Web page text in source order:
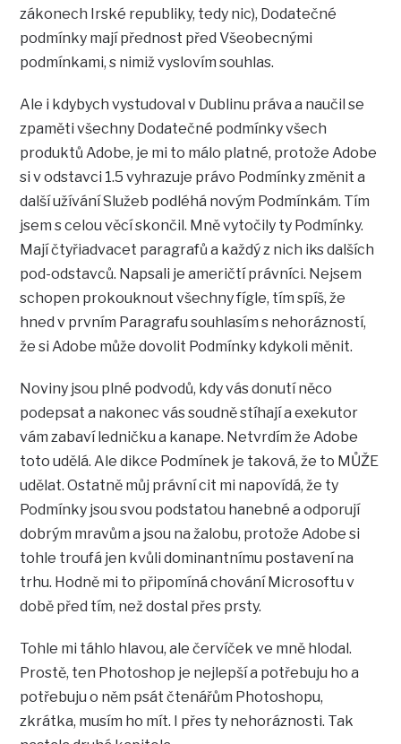
zákonech Irské republiky, tedy nic), Dodatečné
podmínky mají přednost před Všeobecnými
podmínkami, s nimiž vyslovím souhlas.
Ale i kdybych vystudoval v Dublinu práva a naučil se
zpaměti všechny Dodatečné podmínky všech
produktů Adobe, je mi to málo platné, protože Adobe
si v odstavci 1.5 vyhrazuje právo Podmínky změnit a
další užívání Služeb podléhá novým Podmínkám. Tím
jsem s celou věcí skončil. Mně vytočily ty Podmínky.
Mají čtyřiadvacet paragrafů a každý z nich iks dalších
pod-odstavců. Napsali je američtí právníci. Nejsem
schopen prokouknout všechny fígle, tím spíš, že
hned v prvním Paragrafu souhlasím s nehorázností,
že si Adobe může dovolit Podmínky kdykoli měnit.
Noviny jsou plné podvodů, kdy vás donutí něco
podepsat a nakonec vás soudně stíhají a exekutor
vám zabaví ledničku a kanape. Netvrdím že Adobe
toto udělá. Ale dikce Podmínek je taková, že to MŮŽE
udělat. Ostatně můj právní cit mi napovídá, že ty
Podmínky jsou svou podstatou hanebné a odporují
dobrým mravům a jsou na žalobu, protože Adobe si
tohle troufá jen kvůli dominantnímu postavení na
trhu. Hodně mi to připomíná chování Microsoftu v
době před tím, než dostal přes prsty.
Tohle mi táhlo hlavou, ale červíček ve mně hlodal.
Prostě, ten Photoshop je nejlepší a potřebuju ho a
potřebuju o něm psát čtenářům Photoshopu,
zkrátka, musím ho mít. I přes ty nehoráznosti. Tak